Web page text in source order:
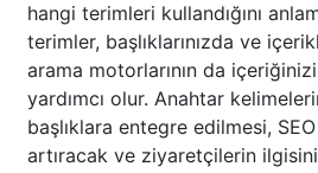
hangi terimleri kullandığını
terimler, başlıklarınızda ve
arama motorlarının da
yardımcı olur. Anahtar
başlıklara entegre edilmesi, SEO
artıracak ve ziyaretçilerin